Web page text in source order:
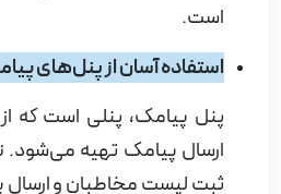
است.
استفاده آسان از پنل‌های
پنل پیامک، پنلی است که
ارسال پیامک تهیه
ثبت لیست مخاطبان و ارسال